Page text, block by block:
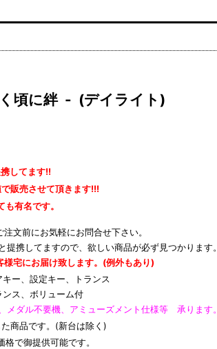
頃に絆 - (デイライト)
してます!!
販売させて頂きます!!!
有名です。
文前にお気軽にお問合せ下さい。
提携してますので、欲しい商品が必ず見つかります。
様宅にお届け致します。(例外もあり)
、設定キー、トランス
、ボリューム付
メダル不要機、アミューズメント仕様等 承ります。
商品です。(新台は除く)
格で御提供可能です。